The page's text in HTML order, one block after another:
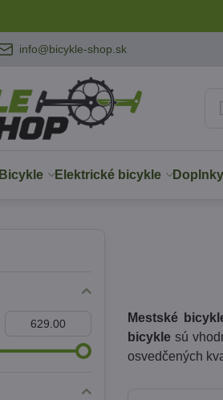
info@bicykle-shop.sk
Bicykle Elektrické bicykle Doplnky
Mestské
bicykle sú
osvedčených